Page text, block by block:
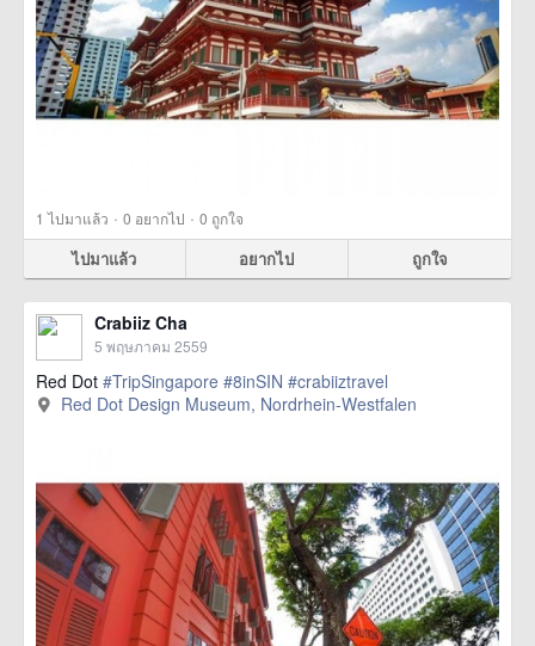
1 ไปมาแล้ว · 0 อยากไป · 0 ถูกใจ
ไปมาแล้ว อยากไป ถูกใจ
Crabiiz Cha
5 พฤษภาคม 2559
Red Dot #TripSingapore #8inSIN #crabiiztravel
Red Dot Design Museum, Nordrhein-Westfalen